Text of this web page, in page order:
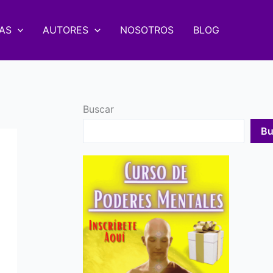
AUTORES NOSOTROS BLOG
Buscar